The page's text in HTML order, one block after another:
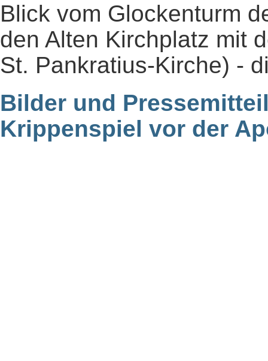
Blick vom Glockenturm
den Alten Kirchplatz mit
St. Pankratius-Kirche) -
Bilder und
Krippenspiel vor der